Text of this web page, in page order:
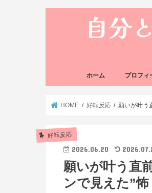
ホーム プロフィ
HOME 好転反応 願いが叶う
好転反応
2026.06.20
願いが叶う直
ンで見えた”